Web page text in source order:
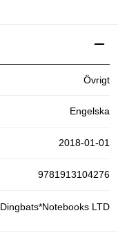
Övrigt
Engelska
2018-01-01
9781913104276
Dingbats*Notebooks LTD